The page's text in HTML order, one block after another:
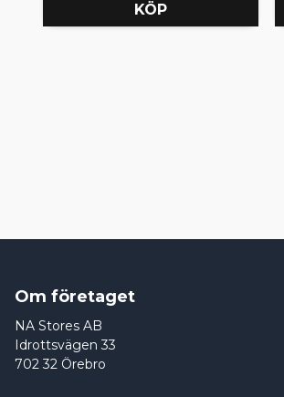
KÖP
Om företaget
NA Stores AB
Idrottsvägen 33
702 32 Örebro